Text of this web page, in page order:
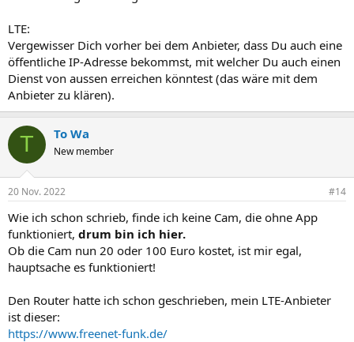
LTE:
Vergewisser Dich vorher bei dem Anbieter, dass Du auch eine
öffentliche IP-Adresse bekommst, mit welcher Du auch einen
Dienst von aussen erreichen könntest (das wäre mit dem
Anbieter zu klären).
T To Wa
New member
20 Nov. 2022 #14
Wie ich schon schrieb, finde ich keine Cam, die ohne App
funktioniert, drum bin ich hier.
Ob die Cam nun 20 oder 100 Euro kostet, ist mir egal,
hauptsache es funktioniert!
Den Router hatte ich schon geschrieben, mein LTE-Anbieter
ist dieser:
https://www.freenet-funk.de/